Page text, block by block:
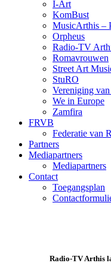
I-Art
KomBust
MusicArthis –
Orpheus
Radio-TV
Romavrouwen
Street Art
StuRO
Vereniging
We in Europe
Zamfira
FRVB
Federatie van
Partners
Mediapartners
Mediapartners
Contact
Toegangsplan
Radio-TV Arthis